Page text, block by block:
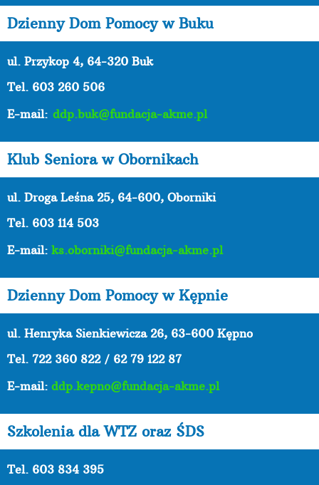
Dzienny Dom Pomocy w Buku
ul. Przykop 4, 64-320 Buk
Tel. 603 260 506
E-mail: ddp.buk@fundacja-akme.pl
Klub Seniora w Obornikach
ul. Droga Leśna 25, 64-600, Oborniki
Tel. 603 114 503
E-mail: ks.oborniki@fundacja-akme.pl
Dzienny Dom Pomocy w Kępnie
ul. Henryka Sienkiewicza 26, 63-600 Kępno
Tel. 722 360 822 / 62 79 122 87
E-mail: ddp.kepno@fundacja-akme.pl
Szkolenia dla WTZ oraz ŚDS
Tel. 603 834 395